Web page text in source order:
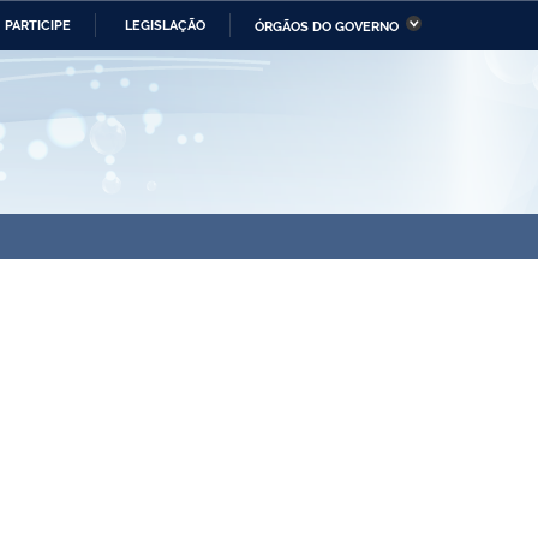
PARTICIPE LEGISLAÇÃO ÓRGÃOS DO GOVERNO
da Economia Ministério da Infraestrutura